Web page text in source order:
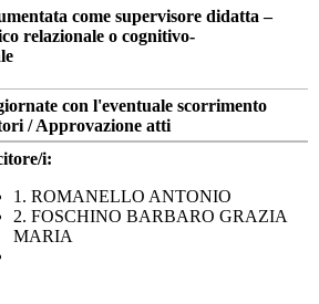
come supervisore didatta–
relazionale o cognitivo-
con l'eventuale scorrimento
/ Approvazione atti
i:
1. ROMANELLO ANTONIO
2. FOSCHINO BARBARO GRAZIA
MARIA